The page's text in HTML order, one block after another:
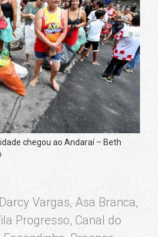
chegou ao Andaraí – Beth
Vargas, Asa Branca,
Progresso, Canal do